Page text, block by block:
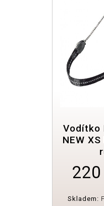
Vodítko
NEW
Skladem: